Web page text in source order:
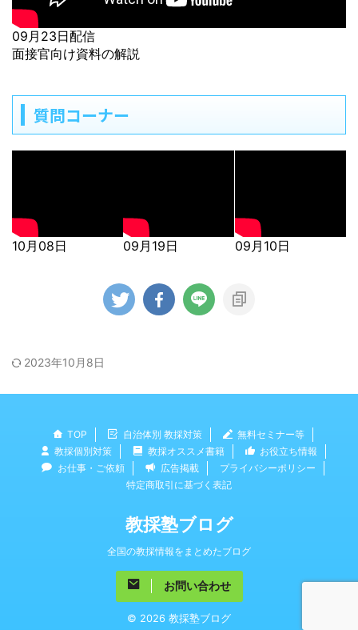
09月23日配信
面接官向け資料の解説
質問コーナー
10月08日 09月19日 09月10日
2023年10月8日
TOP 自治体別 教採対策
無料セミナー等
教採個別対策
教採オススメ書籍
お役立ち情報
お仕事・ご依頼
広告掲載
プライバシーポリシー
特定商取引に基づく表記
教採塾ブログ
全国の教採情報をまとめたブログ
お問い合わせ
© 2026 教採塾ブログ